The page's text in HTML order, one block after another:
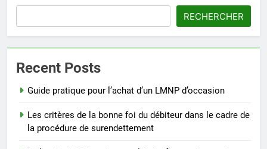
RECHERCHER
Recent Posts
Guide pratique pour l’achat d’un LMNP d’occasion
Les critères de la bonne foi du débiteur dans le cadre de
la procédure de surendettement